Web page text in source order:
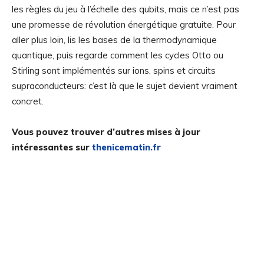
les règles du jeu à l’échelle des qubits, mais ce n’est pas
une promesse de révolution énergétique gratuite. Pour
aller plus loin, lis les bases de la thermodynamique
quantique, puis regarde comment les cycles Otto ou
Stirling sont implémentés sur ions, spins et circuits
supraconducteurs: c’est là que le sujet devient vraiment
concret.
Vous pouvez trouver d’autres mises à jour
intéressantes sur thenicematin.fr